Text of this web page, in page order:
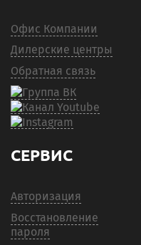
Офис Компании
Дилерские центры
Обратная связь
СЕРВИС
Авторизация
Восстановление
пароля